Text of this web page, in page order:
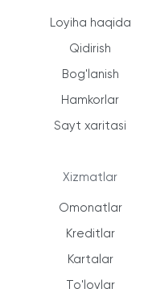
Loyiha haqida
Qidirish
Bog'lanish
Hamkorlar
Sayt xaritasi
Xizmatlar
Omonatlar
Kreditlar
Kartalar
To'lovlar